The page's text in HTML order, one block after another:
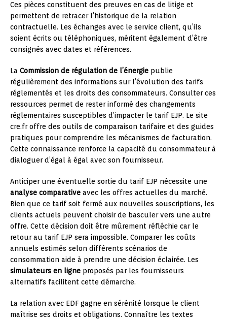
Ces pièces constituent des preuves en cas de litige et
permettent de retracer l’historique de la relation
contractuelle. Les échanges avec le service client, qu’ils
soient écrits ou téléphoniques, méritent également d’être
consignés avec dates et références.
La Commission de régulation de l’énergie publie
régulièrement des informations sur l’évolution des tarifs
réglementés et les droits des consommateurs. Consulter ces
ressources permet de rester informé des changements
réglementaires susceptibles d’impacter le tarif EJP. Le site
cre.fr offre des outils de comparaison tarifaire et des guides
pratiques pour comprendre les mécanismes de facturation.
Cette connaissance renforce la capacité du consommateur à
dialoguer d’égal à égal avec son fournisseur.
Anticiper une éventuelle sortie du tarif EJP nécessite une
analyse comparative avec les offres actuelles du marché.
Bien que ce tarif soit fermé aux nouvelles souscriptions, les
clients actuels peuvent choisir de basculer vers une autre
offre. Cette décision doit être mûrement réfléchie car le
retour au tarif EJP sera impossible. Comparer les coûts
annuels estimés selon différents scénarios de
consommation aide à prendre une décision éclairée. Les
simulateurs en ligne proposés par les fournisseurs
alternatifs facilitent cette démarche.
La relation avec EDF gagne en sérénité lorsque le client
maîtrise ses droits et obligations. Connaître les textes